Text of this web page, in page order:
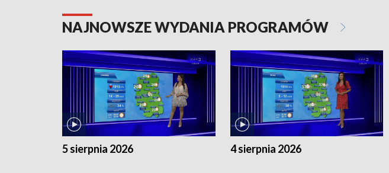
NAJNOWSZE WYDANIA PROGRAMÓW
5 sierpnia 2026 4 sierpnia 2026